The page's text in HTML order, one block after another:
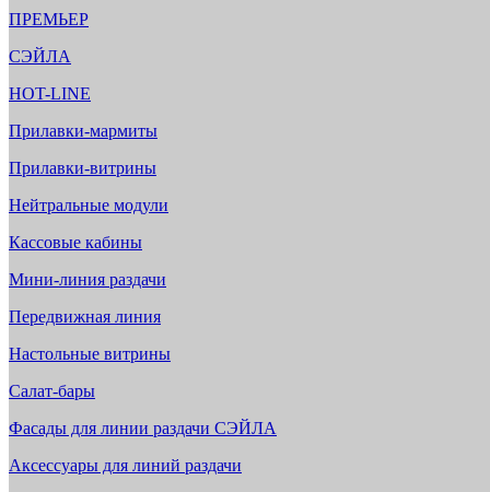
ПРЕМЬЕР
СЭЙЛА
HOT-LINE
Прилавки-мармиты
Прилавки-витрины
Нейтральные модули
Кассовые кабины
Мини-линия раздачи
Передвижная линия
Настольные витрины
Салат-бары
Фасады для линии раздачи СЭЙЛА
Аксессуары для линий раздачи